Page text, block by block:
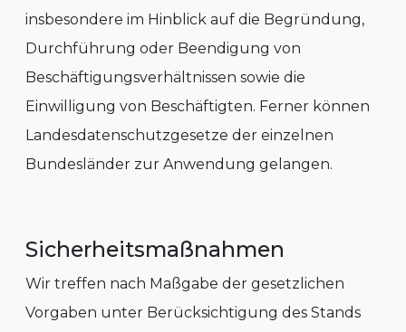
insbesondere im Hinblick auf die Begründung,
Durchführung oder Beendigung von
Beschäftigungsverhältnissen sowie die
Einwilligung von Beschäftigten. Ferner können
Landesdatenschutzgesetze der einzelnen
Bundesländer zur Anwendung gelangen.
Sicherheitsmaßnahmen
Wir treffen nach Maßgabe der gesetzlichen
Vorgaben unter Berücksichtigung des Stands